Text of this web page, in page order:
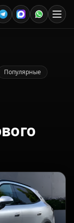
Популярные